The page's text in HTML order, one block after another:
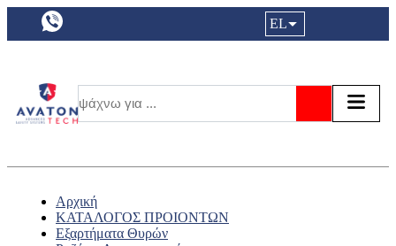
a11y.languageSelection:
EL
Αρχική
ΚΑΤΑΛΟΓΟΣ ΠΡΟΙΟΝΤΩΝ
Εξαρτήματα Θυρών